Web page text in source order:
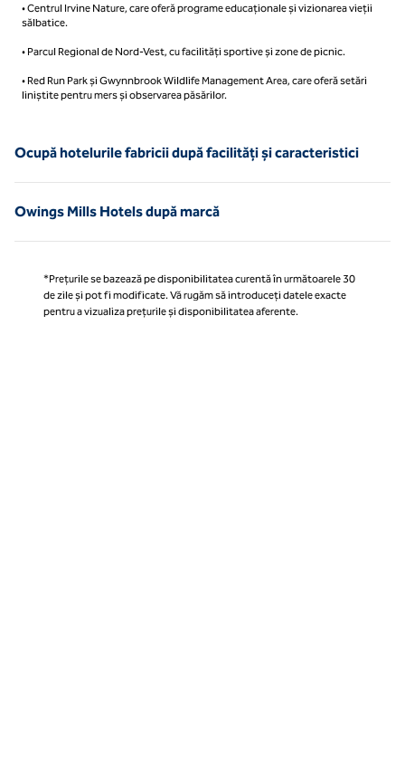
• Centrul Irvine Nature, care oferă programe educaționale și vizionarea vieții
sălbatice.
• Parcul Regional de Nord-Vest, cu facilități sportive și zone de picnic.
• Red Run Park și Gwynnbrook Wildlife Management Area, care oferă setări
liniștite pentru mers și observarea păsărilor.
Ocupă hotelurile fabricii după facilități și caracteristici
Owings Mills Hotels după marcă
*Prețurile se bazează pe disponibilitatea curentă în următoarele 30
de zile și pot fi modificate. Vă rugăm să introduceți datele exacte
pentru a vizualiza prețurile și disponibilitatea aferente.